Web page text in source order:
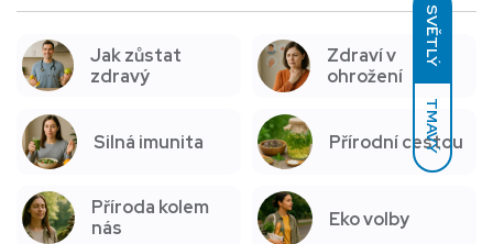
SVĚTLÝ
TMAVÝ
Jak zůstat
zdravý
Zdraví v
ohrožení
Silná imunita Přírodní cestou
Příroda kolem
nás
Eko volby